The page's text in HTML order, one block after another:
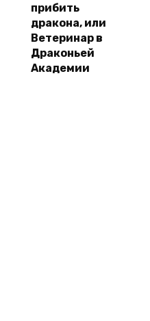
прибить
дракона, или
Ветеринар в
Драконьей
Академии